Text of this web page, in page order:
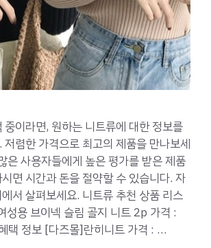
중이라면, 원하는 니트류에 대한 정보를
저렴한 가격으로 최고의 제품을 만나보세
은 사용자들에게 높은 평가를 받은 제품
면 시간과 돈을 절약할 수 있습니다. 자
서 살펴보세요. 니트류 추천 상품 리스
성용 브이넥 슬림 골지 니트 2p 가격 :
택 정보 [다즈몰]란히니트 가격 : …